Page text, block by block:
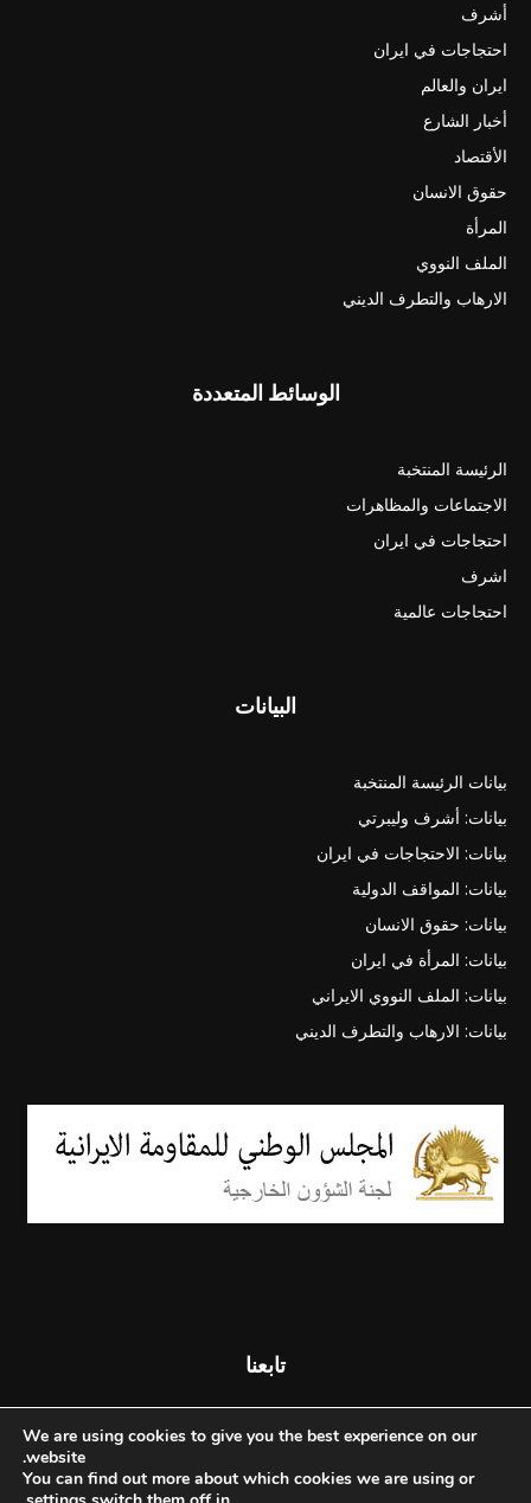
أشرف
احتجاجات في ايران
ايران والعالم
أخبار الشارع
الأقتصاد
حقوق الانسان
المرأة
الملف النووي
الارهاب والتطرف الديني
الوسائط المتعددة
الرئيسة المنتخبة
الاجتماعات والمظاهرات
احتجاجات في ايران
اشرف
احتجاجات عالمية
البيانات
بيانات الرئيسة المنتخبة
بيانات: أشرف وليبرتي
بيانات: الاحتجاجات في ايران
بيانات: المواقف الدولية
بيانات: حقوق الانسان
بيانات: المرأة في ايران
بيانات: الملف النووي الايراني
بيانات: الارهاب والتطرف الديني
تابعنا
We are using cookies to give you the best experience on our
website.
You can find out more about which cookies we are using or